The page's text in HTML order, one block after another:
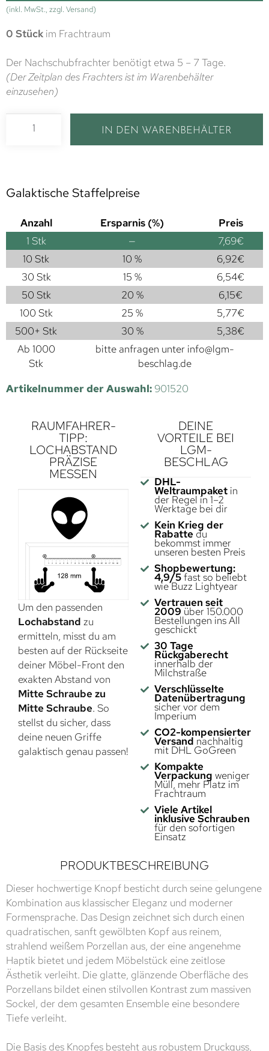
(inkl. MwSt., zzgl. Versand)
0 Stück im Frachtraum
Der Nachschubfrachter benötigt etwa 5 – 7 Tage.
(Der Zeitplan des Frachters ist im Warenbehälter
einzusehen)
IN DEN WARENBEHÄLTER
Galaktische Staffelpreise
Anzahl Ersparnis (%)
Preis
1 Stk — 7,69€
10 Stk
10 % 6,92€
30 Stk
15 % 6,54€
50 Stk
20 % 6,15€
100 Stk
25 % 5,77€
500+ Stk
30 % 5,38€
Ab 1000
Stk
bitte anfragen unter info@lgm-
beschlag.de
Artikelnummer der Auswahl: 901520
RAUMFAHRER-
TIPP:
LOCHABSTAND
PRÄZISE
MESSEN
Um den passenden
Lochabstand zu
ermitteln, misst du am
besten auf der Rückseite
deiner Möbel-Front den
exakten Abstand von
Mitte Schraube zu
Mitte Schraube. So
stellst du sicher, dass
deine neuen Griffe
galaktisch genau passen!
DEINE
VORTEILE BEI
LGM-
BESCHLAG
DHL-
Weltraumpaketin
der Regel in 1–2
Werktage bei dir
Kein Krieg der
Rabatte du
bekommst immer
unseren besten Preis
Shopbewertung:
4,9/5fast so beliebt
wie Buzz Lightyear
Vertrauen seit
2009 über 150.000
Bestellungen ins All
geschickt
30 Tage
Rückgaberecht
innerhalb der
Milchstraße
Verschlüsselte
Datenübertragung
sicher vor dem
Imperium
CO2-kompensierter
Versand nachhaltig
mit DHL GoGreen
Kompakte
Verpackung weniger
Müll, mehr Platz im
Frachtraum
Viele Artikel
inklusive Schrauben
für den sofortigen
Einsatz
PRODUKTBESCHREIBUNG
Dieser hochwertige Knopf besticht durch seine gelungene
Kombination aus klassischer Eleganz und moderner
Formensprache. Das Design zeichnet sich durch einen
quadratischen, sanft gewölbten Kopf aus reinem,
strahlend weißem Porzellan aus, der eine angenehme
Haptik bietet und jedem Möbelstück eine zeitlose
Ästhetik verleiht. Die glatte, glänzende Oberfläche des
Porzellans bildet einen stilvollen Kontrast zum massiven
Sockel, der dem gesamten Ensemble eine besondere
Tiefe verleiht.
Die Basis des Knopfes besteht aus robustem Druckguss,